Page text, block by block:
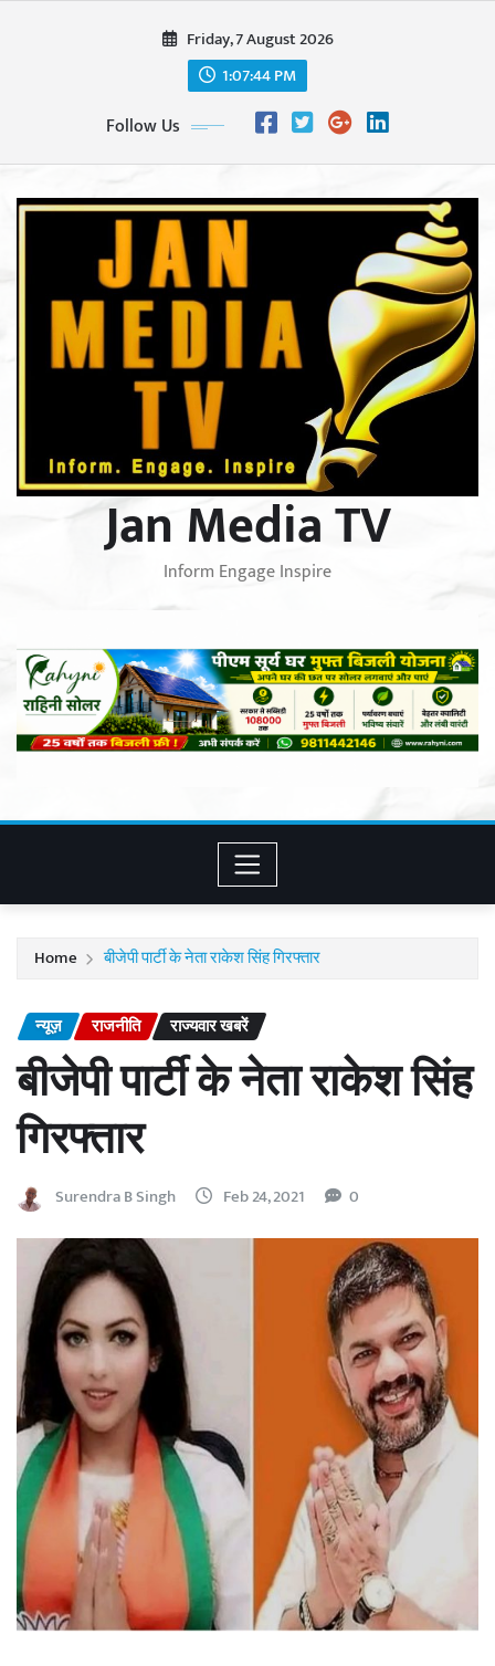
Friday, 7 August 2026
1:07:46 PM
Follow Us
Jan Media TV
Inform Engage Inspire
Home बीजेपी पार्टी के नेता राकेश सिंह गिरफ्तार
न्यूज़ राजनीति राज्यवार खबरें
बीजेपी पार्टी के नेता राकेश सिंह
गिरफ्तार
Surendra B Singh Feb 24, 2021 0